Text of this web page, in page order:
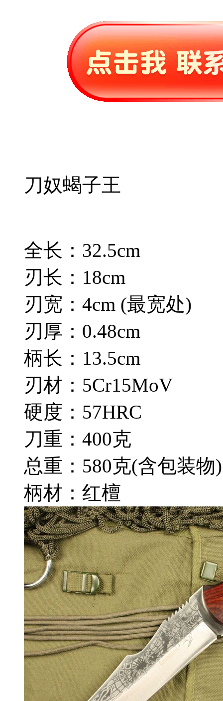
刀奴蝎子王
全长：32.5cm
刃长：18cm
刃宽：4cm (最宽处)
刃厚：0.48cm
柄长：13.5cm
刃材：5Cr15MoV
硬度：57HRC
刀重：400克
总重：580克(含包装物)
柄材：红檀